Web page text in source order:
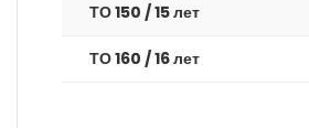
ТО 150 / 15 лет
ТО 160 / 16 лет